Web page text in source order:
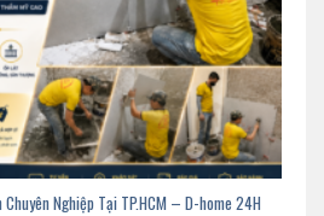
Nghiệp Tại TP.HCM – D-home 24H